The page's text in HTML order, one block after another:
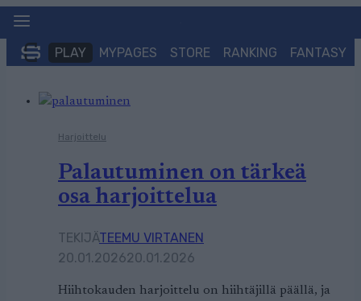
Siirry
PLAY MYPAGES STORE RANKING FANTASY
Harjoittelu
Palautuminen on tärkeä
osa harjoittelua
TEKIJÄTEEMU VIRTANEN
20.01.202620.01.2026
Hiihtokauden harjoittelu on hiihtäjillä päällä, ja